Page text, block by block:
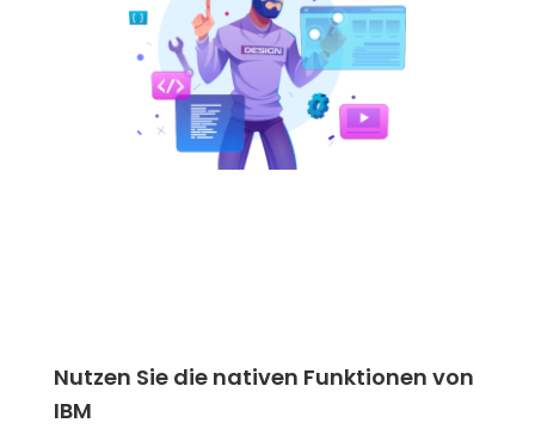
Nutzen Sie die nativen Funktionen von
IBM